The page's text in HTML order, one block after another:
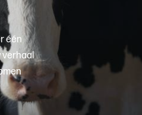
één
verhaal